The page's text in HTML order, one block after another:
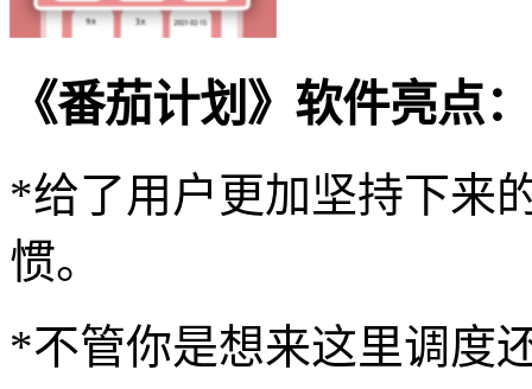
《番茄计划》软件亮点：
*给了用户更加坚持下来
惯。
*不管你是想来这里调度